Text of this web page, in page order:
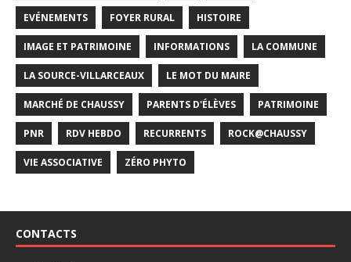
EVÉNEMENTS FOYER RURAL HISTOIRE
IMAGE ET PATRIMOINE INFORMATIONS LA COMMUNE
LA SOURCE-VILLARCEAUX LE MOT DU MAIRE
MARCHÉ DE CHAUSSY PARENTS D'ÉLÈVES PATRIMOINE
PNR RDV HEBDO RECURRENTS ROCK@CHAUSSY
VIE ASSOCIATIVE ZÉRO PHYTO
CONTACTS